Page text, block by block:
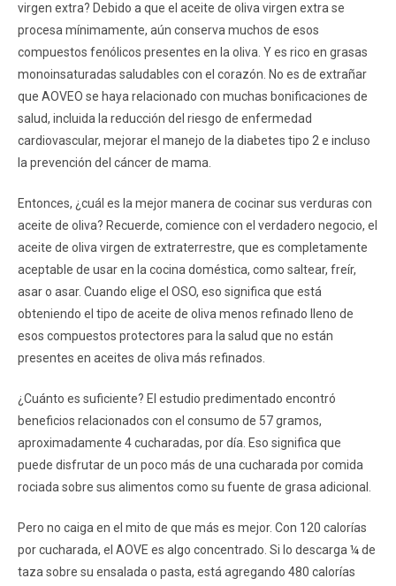
virgen extra? Debido a que el aceite de oliva virgen extra se
procesa mínimamente, aún conserva muchos de esos
compuestos fenólicos presentes en la oliva. Y es rico en grasas
monoinsaturadas saludables con el corazón. No es de extrañar
que AOVEO se haya relacionado con muchas bonificaciones de
salud, incluida la reducción del riesgo de enfermedad
cardiovascular, mejorar el manejo de la diabetes tipo 2 e incluso
la prevención del cáncer de mama.
Entonces, ¿cuál es la mejor manera de cocinar sus verduras con
aceite de oliva? Recuerde, comience con el verdadero negocio, el
aceite de oliva virgen de extraterrestre, que es completamente
aceptable de usar en la cocina doméstica, como saltear, freír,
asar o asar. Cuando elige el OSO, eso significa que está
obteniendo el tipo de aceite de oliva menos refinado lleno de
esos compuestos protectores para la salud que no están
presentes en aceites de oliva más refinados.
¿Cuánto es suficiente? El estudio predimentado encontró
beneficios relacionados con el consumo de 57 gramos,
aproximadamente 4 cucharadas, por día. Eso significa que
puede disfrutar de un poco más de una cucharada por comida
rociada sobre sus alimentos como su fuente de grasa adicional.
Pero no caiga en el mito de que más es mejor. Con 120 calorías
por cucharada, el AOVE es algo concentrado. Si lo descarga ¼ de
taza sobre su ensalada o pasta, está agregando 480 calorías